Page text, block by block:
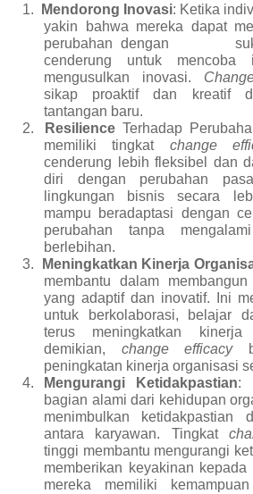
1. Mendorong Inovasi: Ketika
yakin bahwa mereka dapat
perubahan dengan
cenderung untuk
mengusulkan inovasi.
sikap proaktif dan kreatif
tantangan baru.
2.
Resilience Terhadap
memiliki tingkat change
cenderung lebih fleksibel dan
diri dengan perubahan
lingkungan bisnis secara
mampu beradaptasi dengan
perubahan tanpa
berlebihan.
3.
Meningkatkan Kinerja
membantu dalam
yang adaptif dan inovatif. Ini
untuk berkolaborasi, belajar
terus meningkatkan kinerja
demikian, change efficacy
peningkatan kinerja organisasi
4.
Mengurangi Ketidakpastian:
bagian alami dari kehidupan
menimbulkan ketidakpastian
antara karyawan. Tingkat
tinggi membantu mengurangi
memberikan keyakinan
mereka memiliki